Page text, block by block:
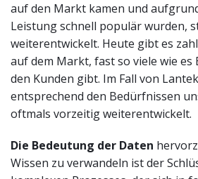
auf den Markt kamen und
Leistung schnell populär wurden,
weiterentwickelt. Heute gibt es
auf dem Markt, fast so viele wie
den Kunden gibt. Im Fall von
entsprechend den Bedürfnissen
oftmals vorzeitig weiterentwickelt.
Die Bedeutung der Daten
Wissen zu verwandeln ist der